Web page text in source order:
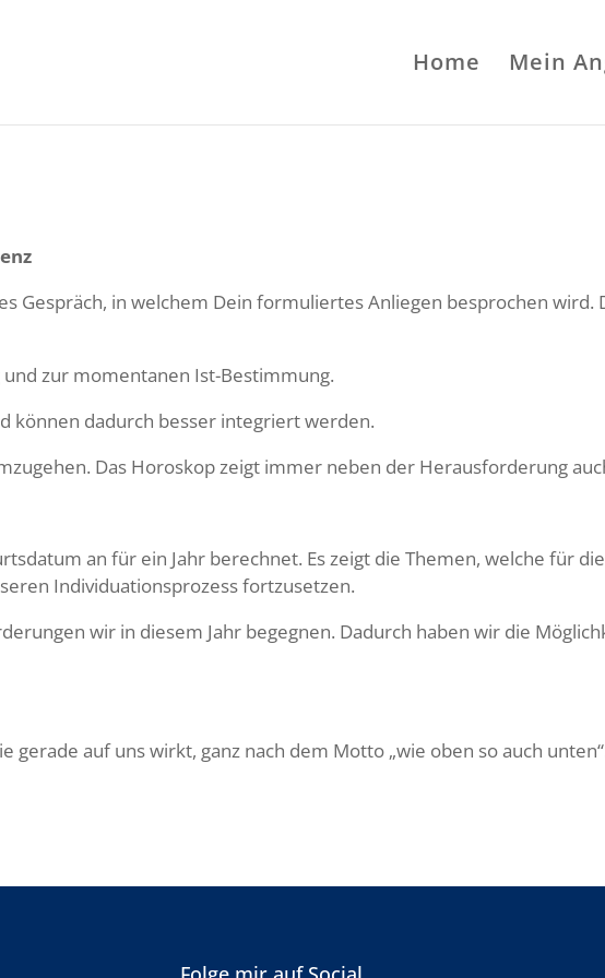
Home Mein
Gespräch, in welchem Dein formuliertes Anliegen besprochen wird.
zur momentanen Ist-Bestimmung.
können dadurch besser integriert werden.
Das Horoskop zeigt immer neben der Herausforderung
an für ein Jahr berechnet. Es zeigt die Themen, welche für
Individuationsprozess fortzusetzen.
wir in diesem Jahr begegnen. Dadurch haben wir die
gerade auf uns wirkt, ganz nach dem Motto „wie oben so auch